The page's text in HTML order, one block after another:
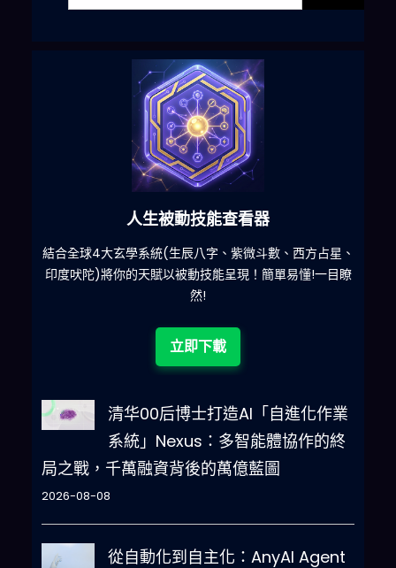
人生被動技能查看器
結合全球4大玄學系統(生辰八字、紫微斗數、西方占星、
印度吠陀)將你的天賦以被動技能呈現！簡單易懂!一目瞭
然!
立即下載
清华00后博士打造AI「自進化作業
系統」Nexus：多智能體協作的終
局之戰，千萬融資背後的萬億藍圖
2026-08-08
從自動化到自主化：AnyAI Agent